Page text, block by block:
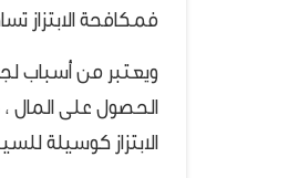
فمكافحة الابتزاز
ويعتبر من أسباب
الحصول على المال
الابتزاز كوسيلة